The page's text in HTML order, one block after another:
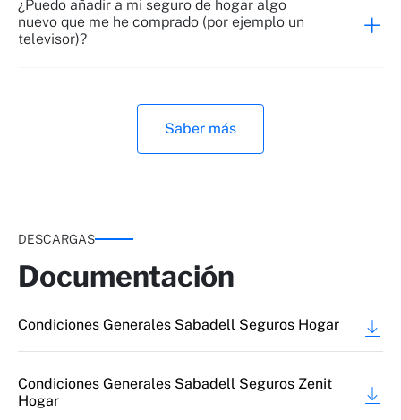
empleados (si ha trabajado > 6 meses)
¿Puedo añadir a mi seguro de hogar algo
nuevo que me he comprado (por ejemplo un
televisor)?
Saber más
DESCARGAS
Documentación
Condiciones Generales Sabadell Seguros Hogar
Condiciones Generales Sabadell Seguros Zenit
Hogar